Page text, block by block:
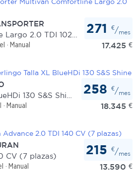
sociales, publicidad y análisis
combinarla con otra información
o que hayan recopilado a
hecho de sus servicios.
Manual 17.425 €
271 €/mes
Manual 18.345 €
258 €/mes
CV (7 plazas)
Manual 13.590 €
215 €/mes